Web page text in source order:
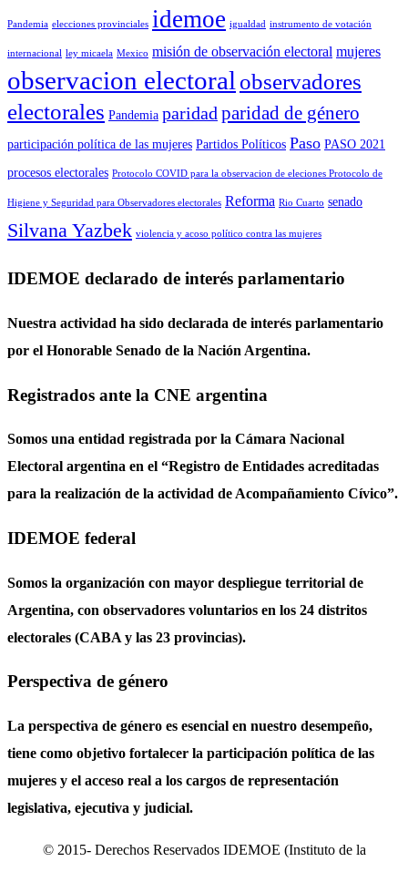
Pandemia elecciones provinciales idemoe igualdad instrumento de votación
internacional ley micaela Mexico misión de observación electoral mujeres
observacion electoralobservadores
electorales Pandemia paridadparidad de género
participación política de las mujeres Partidos Políticos Paso PASO 2021
procesos electorales Protocolo COVID para la observacion de eleciones Protocolo de
Higiene y Seguridad para Observadores electorales Reforma Rio Cuarto senado
Silvana Yazbek violencia y acoso político contra las mujeres
IDEMOE declarado de interés parlamentario
Nuestra actividad ha sido declarada de interés parlamentario
por el Honorable Senado de la Nación Argentina.
Registrados ante la CNE argentina
Somos una entidad registrada por la Cámara Nacional
Electoral argentina en el “Registro de Entidades acreditadas
para la realización de la actividad de Acompañamiento Cívico”.
IDEMOE federal
Somos la organización con mayor despliegue territorial de
Argentina, con observadores voluntarios en los 24 distritos
electorales (CABA y las 23 provincias).
Perspectiva de género
La perspectiva de género es esencial en nuestro desempeño,
tiene como objetivo fortalecer la participación política de las
mujeres y el acceso real a los cargos de representación
legislativa, ejecutiva y judicial.
© 2015- Derechos Reservados IDEMOE (Instituto de la